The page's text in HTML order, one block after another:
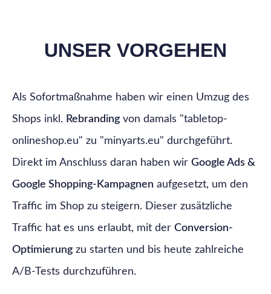
UNSER VORGEHEN
Als Sofortmaßnahme haben wir einen Umzug des
Shops inkl. Rebranding von damals "tabletop-
onlineshop.eu" zu "minyarts.eu" durchgeführt.
Direkt im Anschluss daran haben wir Google Ads &
Google Shopping-Kampagnen aufgesetzt, um den
Traffic im Shop zu steigern. Dieser zusätzliche
Traffic hat es uns erlaubt, mit der Conversion-
Optimierung zu starten und bis heute zahlreiche
A/B-Tests durchzuführen.